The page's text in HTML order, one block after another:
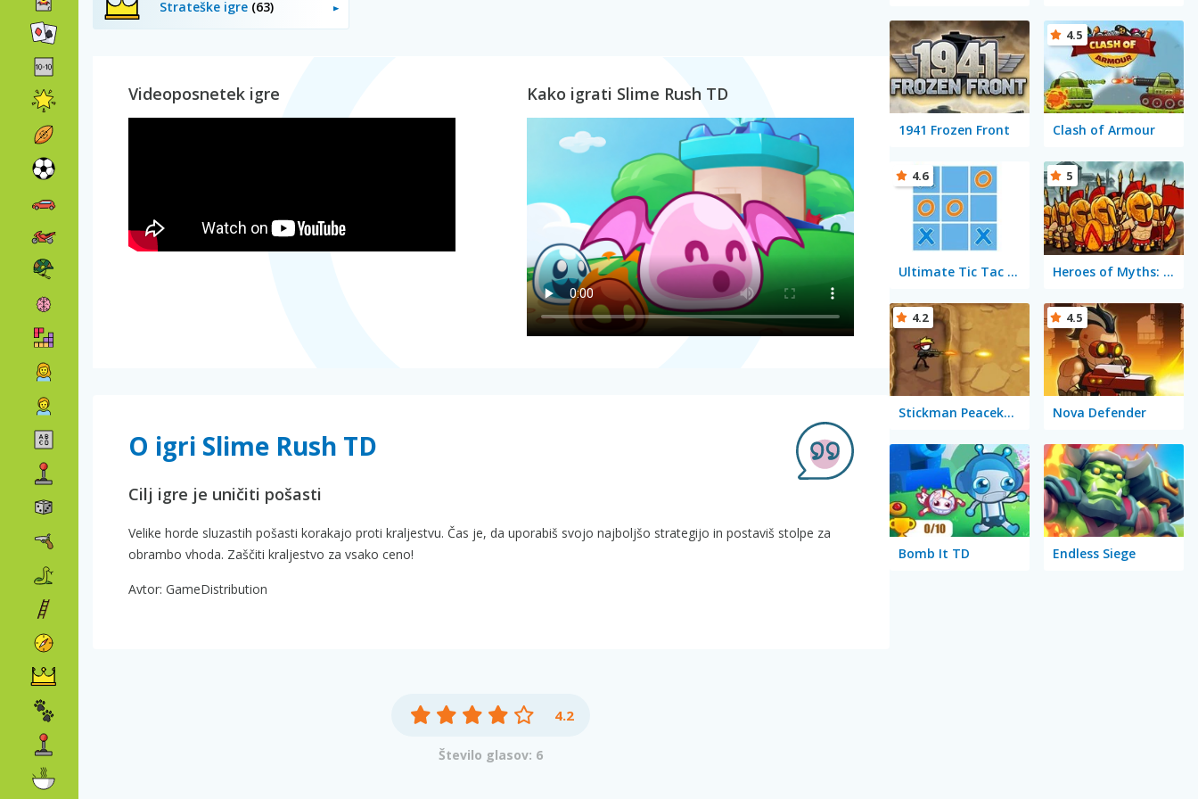
Strateške igre (63)
Videoposnetek igre Kako igrati Slime Rush TD
O igri Slime Rush TD
Cilj igre je uničiti pošasti
Velike horde sluzastih pošasti korakajo proti kraljestvu. Čas je, da uporabiš svojo najboljšo strategijo in postaviš stolpe za
obrambo vhoda. Zaščiti kraljestvo za vsako ceno!
Avtor: GameDistribution
4.2
Število glasov: 6
1941 Frozen Front Clash of Armour
4.5
Ultimate Tic Tac Toe Multiplayer
4.6
Heroes of Myths: Warriors of Gods
5
Stickman Peacekeeper
4.2
Nova Defender
4.5
Bomb It TD Endless Siege